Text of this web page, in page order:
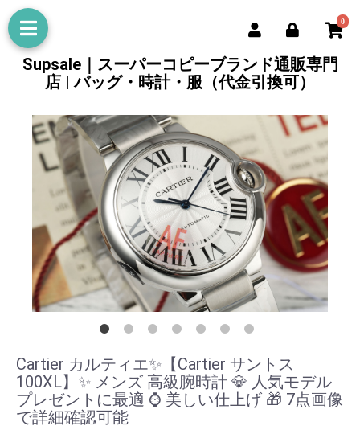
0
Supsale｜スーパーコピーブランド通販専門
店 | バッグ・時計・服（代金引換可）
Cartier カルティエ✨【Cartier サントス
100XL】✨ メンズ 高級腕時計 💎 人気モデル
プレゼントに最適 ⌚ 美しい仕上げ 🎁 7点画像
で詳細確認可能